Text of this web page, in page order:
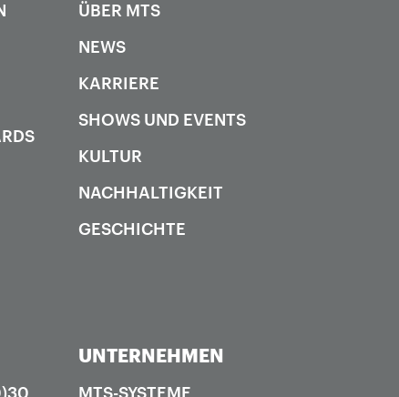
ÜBER MTS
NEWS
KARRIERE
SHOWS UND EVENTS
KULTUR
NACHHALTIGKEIT
GESCHICHTE
UNTERNEHMEN
MTS-SYSTEME